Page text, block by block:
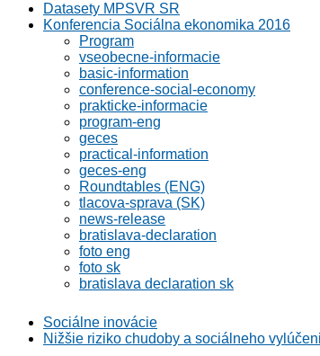
Datasety MPSVR SR
Konferencia Sociálna ekonomika 2016
Program
vseobecne-informacie
basic-information
conference-social-economy
prakticke-informacie
program-eng
geces
practical-information
geces-eng
Roundtables (ENG)
tlacova-sprava (SK)
news-release
bratislava-declaration
foto eng
foto sk
bratislava declaration sk
Sociálne inovácie
Nižšie riziko chudoby a sociálneho